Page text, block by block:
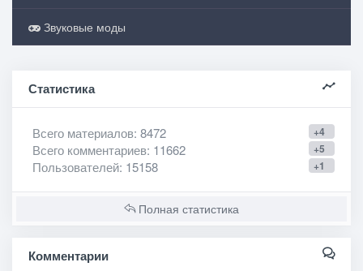
Звуковые моды
Статистика
+4
Всего материалов: 8472
+5
Всего комментариев: 11662
+1
Пользователей: 15158
Полная статистика
Комментарии